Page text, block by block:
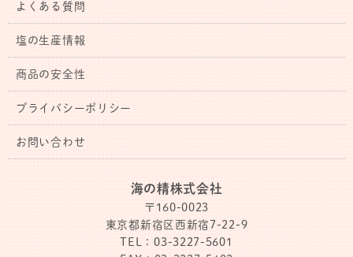
よくある質問
塩の生産情報
商品の安全性
プライバシーポリシー
お問い合わせ
海の精株式会社
〒160-0023
東京都新宿区西新宿7-22-9
TEL：03-3227-5601